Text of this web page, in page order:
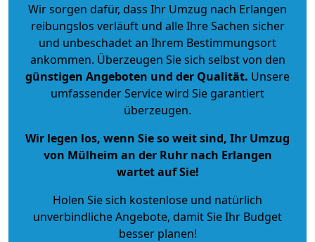
Wir sorgen dafür, dass Ihr Umzug nach Erlangen
reibungslos verläuft und alle Ihre Sachen sicher
und unbeschadet an Ihrem Bestimmungsort
ankommen. Überzeugen Sie sich selbst von den
günstigen Angeboten und der Qualität. Unsere
umfassender Service wird Sie garantiert
überzeugen.
Wir legen los, wenn Sie so weit sind, Ihr Umzug
von Mülheim an der Ruhr nach Erlangen
wartet auf Sie!
Holen Sie sich kostenlose und natürlich
unverbindliche Angebote, damit Sie Ihr Budget
besser planen!